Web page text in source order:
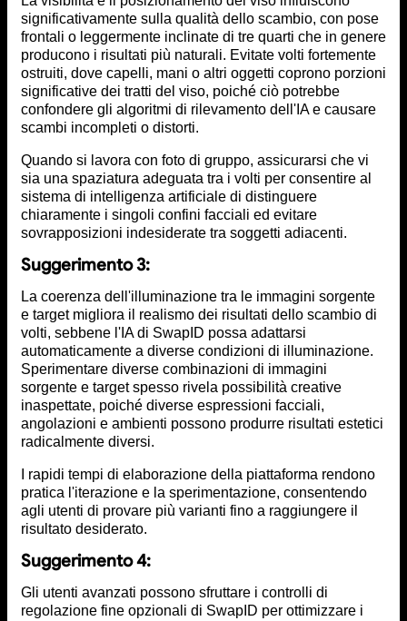
significativamente sulla qualità dello scambio, con pose
frontali o leggermente inclinate di tre quarti che in genere
producono i risultati più naturali. Evitate volti fortemente
ostruiti, dove capelli, mani o altri oggetti coprono porzioni
significative dei tratti del viso, poiché ciò potrebbe
confondere gli algoritmi di rilevamento dell'IA e causare
scambi incompleti o distorti.
Quando si lavora con foto di gruppo, assicurarsi che vi
sia una spaziatura adeguata tra i volti per consentire al
sistema di intelligenza artificiale di distinguere
chiaramente i singoli confini facciali ed evitare
sovrapposizioni indesiderate tra soggetti adiacenti.
Suggerimento 3:
La coerenza dell'illuminazione tra le immagini sorgente
e target migliora il realismo dei risultati dello scambio di
volti, sebbene l'IA di SwapID possa adattarsi
automaticamente a diverse condizioni di illuminazione.
Sperimentare diverse combinazioni di immagini
sorgente e target spesso rivela possibilità creative
inaspettate, poiché diverse espressioni facciali,
angolazioni e ambienti possono produrre risultati estetici
radicalmente diversi.
I rapidi tempi di elaborazione della piattaforma rendono
pratica l'iterazione e la sperimentazione, consentendo
agli utenti di provare più varianti fino a raggiungere il
risultato desiderato.
Suggerimento 4:
Gli utenti avanzati possono sfruttare i controlli di
regolazione fine opzionali di SwapID per ottimizzare i